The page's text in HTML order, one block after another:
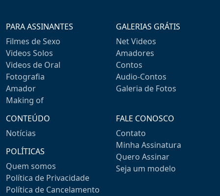
PARA ASSINANTES
Filmes de Sexo
Videos Solos
Videos de Oral
Fotografia
Amador
Making of
GALERIAS GRÁTIS
Net Videos
Amadores
Contos
Audio-Contos
Galeria de Fotos
CONTEÚDO
Notícias
POLÍTICAS
Quem somos
Política de Privacidade
Política de Cancelamento
FALE CONOSCO
Contato
Minha Assinatura
Quero Assinar
Seja um modelo